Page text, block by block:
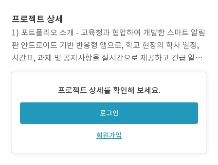
프로젝트 상세
1) 포트폴리오 소개 - 교육청과 협업하여 개발한 스마트 알림
판 안드로이드 기반 반응형 앱으로, 학교 현장의 학사 일정,
시간표, 과제 및 공지사항을 실시간으로 제공하고 긴급 알림
(재난·안전 상황 등)을 신속하게 전달하는 서비스 2) 주요 업
시간표 조회 및 과목별 수업 목표/범위 확인 - 학사 일정: 월
별 학사 캘린더 제공 및 일정
프로젝트 상세를 확인해 보세요.
로그인
회원가입